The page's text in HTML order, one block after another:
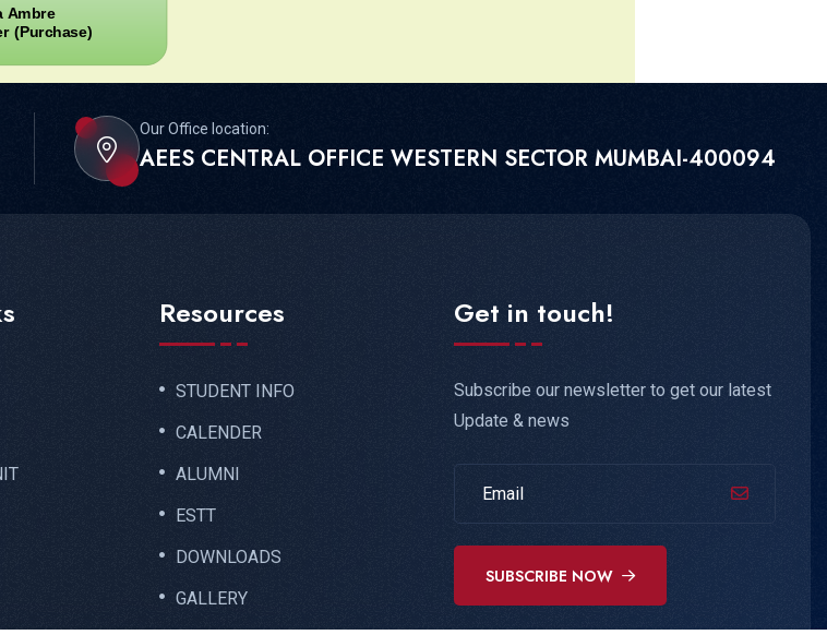
Ambre
(Purchase)
Our Office location:
AEES CENTRAL OFFICE WESTERN SECTOR MUMBAI-400094
Resources
STUDENT INFO
CALENDER
ALUMNI
ESTT
DOWNLOADS
GALLERY
Get in touch!
Subscribe our newsletter to get our latest
Update & news
SUBSCRIBE NOW